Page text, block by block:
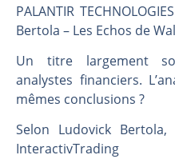
PALANTIR
Bertola – Les Echos de
Un titre largement
analystes financiers.
mêmes conclusions ?
Selon Ludovick
InteractivTrading